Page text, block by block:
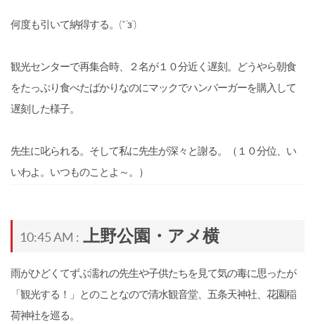
何度も引いて納得する。(*´з`)
観光センターで再集合時、２名が１０分近く遅刻。どうやら朝食
をたっぷり食べたばかりなのにマックでハンバーガーを購入して
遅刻した様子。
先生に叱られる。そして私に先生が深々と謝る。（１０分位、い
いわよ。いつものことよ～。）
10:45 AM : 上野公園・アメ横
雨がひどくてずぶ濡れの先生や子供たちを見て気の毒に思ったが
「観光する！」とのことなので清水観音堂、五条天神社、花園稲
荷神社を巡る。